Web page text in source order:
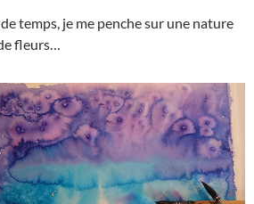
temps, je me penche sur une nature
fleurs…